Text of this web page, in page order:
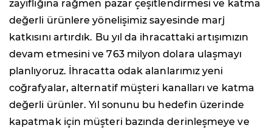
zayıflığına rağmen pazar çeşitlendirmesi ve katma
değerli ürünlere yönelişimiz sayesinde marj
katkısını artırdık. Bu yıl da ihracattaki artışımızın
devam etmesini ve 763 milyon dolara ulaşmayı
planlıyoruz. İhracatta odak alanlarımız yeni
coğrafyalar, alternatif müşteri kanalları ve katma
değerli ürünler. Yıl sonunu bu hedefin üzerinde
kapatmak için müşteri bazında derinleşmeye ve